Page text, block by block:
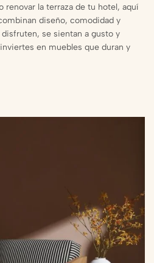
renovar la terraza de tu hotel, aquí
diseño, comodidad y
se sientan a gusto y
en muebles que duran y